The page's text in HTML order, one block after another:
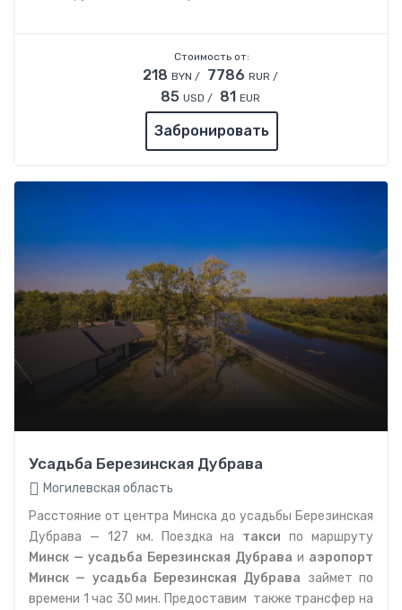
Стоимость от:
218 BYN / 7786 RUR /
85 USD / 81 EUR
Забронировать
Усадьба Березинская Дубрава
Могилевская область
Расстояние от центра Минска до усадьбы Березинская
Дубрава — 127 км. Поездка на такси по маршруту
Минск — усадьба Березинская Дубрава и аэропорт
Минск — усадьба Березинская Дубрава займет по
времени 1 час 30 мин. Предоставим также трансфер на